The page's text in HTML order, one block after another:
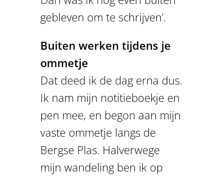
gebleven om te schrijven’.
Buiten werken tijdens je
ommetje
Dat deed ik de dag erna dus.
Ik nam mijn notitieboekje en
pen mee, en begon aan mijn
vaste ommetje langs de
Bergse Plas. Halverwege
mijn wandeling ben ik op